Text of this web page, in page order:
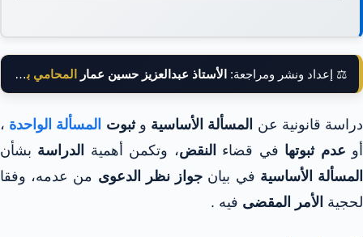
⚖️ إعداد ونشر ومراجعة: الأستاذ عبدالعزيز حسين عمار المحامي بالنقض
دراسة قانونية عن المسألة الأساسية وثبوت المسألة الواحدة ،
أو عدم ثبوتها في قضاء النقض، وتكمن أهمية الدراسة بشأن
المسألة الأساسية في بيان جواز نظر الدعوى من عدمه، وفقا
لحجية الأمر المقضى فيه .